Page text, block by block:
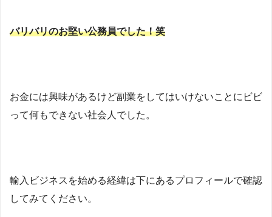
バリバリのお堅い公務員でした！笑
お金には興味があるけど副業をしてはいけないことにビビ
って何もできない社会人でした。
輸入ビジネスを始める経緯は下にあるプロフィールで確認
してみてください。